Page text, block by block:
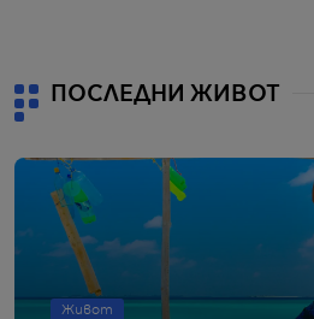
ПОСЛЕДНИ ЖИВОТ
Живот